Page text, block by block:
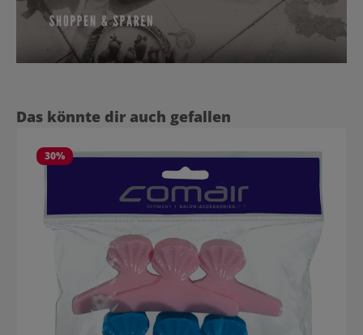
Produktgalerie überspringen
Das könnte dir auch gefallen
30%